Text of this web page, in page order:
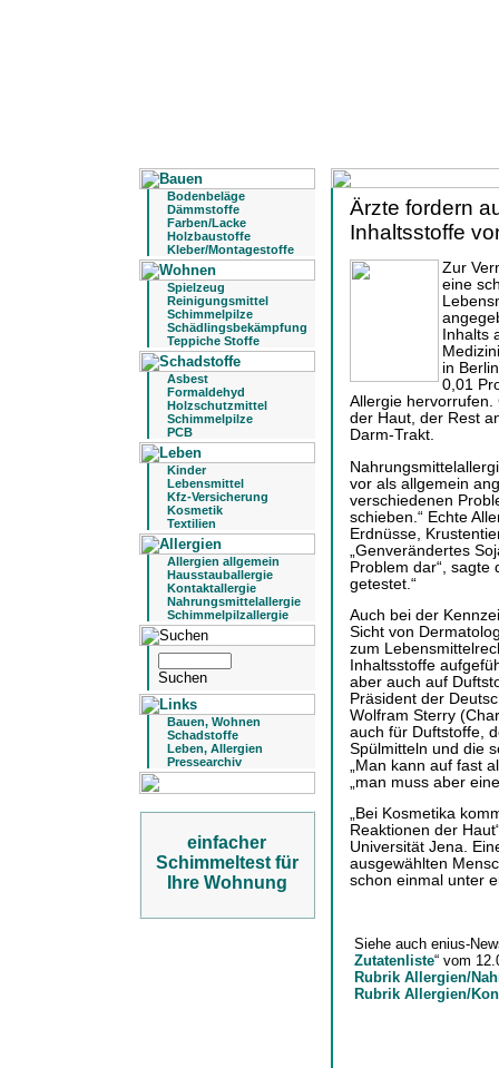
Bodenbeläge
Dämmstoffe
Farben/Lacke
Holzbaustoffe
Kleber/Montagestoffe
Spielzeug
Reinigungsmittel
Schimmelpilze
Schädlingsbekämpfung
Teppiche Stoffe
Asbest
Formaldehyd
Holzschutzmittel
Schimmelpilze
PCB
Kinder
Lebensmittel
Kfz-Versicherung
Kosmetik
Textilien
Allergien allgemein
Hausstauballergie
Kontaktallergie
Nahrungsmittelallergie
Schimmelpilzallergie
Bauen, Wohnen
Schadstoffe
Leben, Allergien
Pressearchiv
einfacher
Schimmeltest für
Ihre Wohnung
Ärzte fordern
Inhaltsstoffe
Zur
eine
Inhalts
in
0,01
Allergie hervorrufen.
der Haut, der Rest
Darm-Trakt.
vor als allgemein
verschiedenen
schieben.“ Echte
Erdnüsse,
„Genverändertes
Problem dar“, sagte
getestet.“
Auch bei der
Sicht von
zum
Inhaltsstoffe
aber auch auf
Präsident der
Wolfram Sterry
auch für Duftstoffe,
Spülmitteln und die
„Man kann auf fast
„man muss aber
„Bei Kosmetika
Reaktionen der
Universität Jena.
ausgewählten
schon einmal unter
Siehe auch enius-
Zutatenliste“ vom
Rubrik Allergien/
Rubrik Allergien/